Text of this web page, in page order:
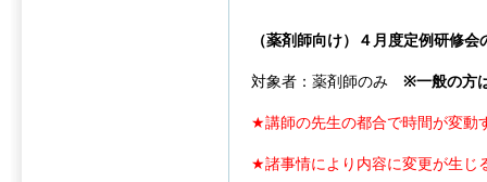
（薬剤師向け）４月度定例研修会
対象者：薬剤師のみ ※一般の方
★講師の先生の都合で時間が変動
★諸事情により内容に変更が生じ